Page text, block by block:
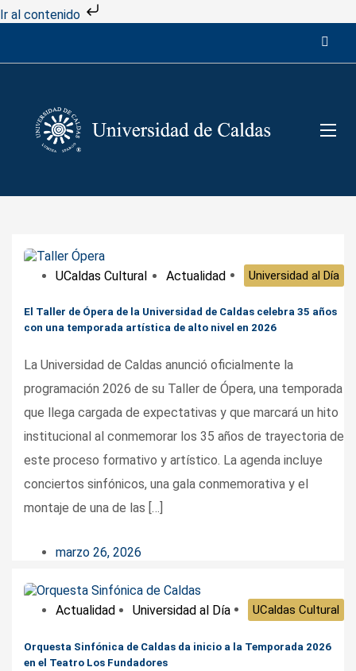
Ir al contenido
UCaldas Cultural Actualidad Universidad al Día
El Taller de Ópera de la Universidad de Caldas celebra 35 años
con una temporada artística de alto nivel en 2026
La Universidad de Caldas anunció oficialmente la
programación 2026 de su Taller de Ópera, una temporada
que llega cargada de expectativas y que marcará un hito
institucional al conmemorar los 35 años de trayectoria de
este proceso formativo y artístico. La agenda incluye
conciertos sinfónicos, una gala conmemorativa y el
montaje de una de las […]
marzo 26, 2026
Actualidad Universidad al Día UCaldas Cultural
Orquesta Sinfónica de Caldas da inicio a la Temporada 2026
en el Teatro Los Fundadores